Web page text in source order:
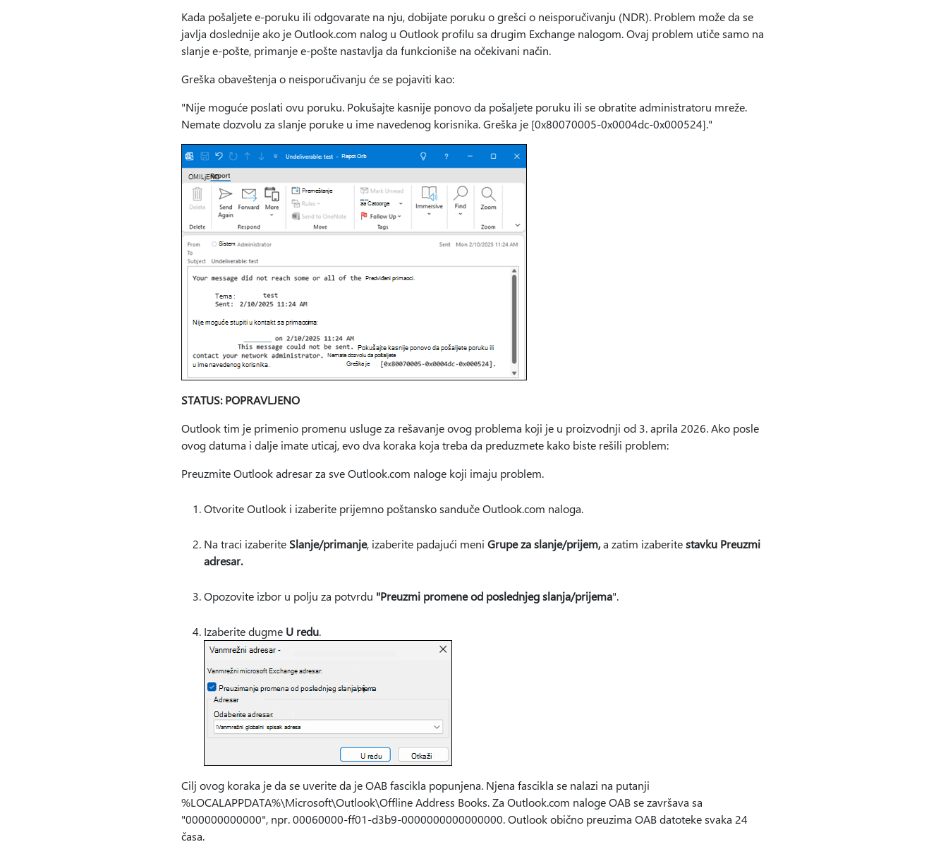
Kada pošaljete e-poruku ili odgovarate na nju, dobijate poruku o grešci o neisporučivanju (NDR). Problem može da se
javlja doslednije ako je Outlook.com nalog u Outlook profilu sa drugim Exchange nalogom. Ovaj problem utiče samo na
slanje e-pošte, primanje e-pošte nastavlja da funkcioniše na očekivani način.
Greška obaveštenja o neisporučivanju će se pojaviti kao:
"Nije moguće poslati ovu poruku. Pokušajte kasnije ponovo da pošaljete poruku ili se obratite administratoru mreže.
Nemate dozvolu za slanje poruke u ime navedenog korisnika. Greška je [0x80070005-0x0004dc-0x000524]."
STATUS: POPRAVLJENO
Outlook tim je primenio promenu usluge za rešavanje ovog problema koji je u proizvodnji od 3. aprila 2026. Ako posle
ovog datuma i dalje imate uticaj, evo dva koraka koja treba da preduzmete kako biste rešili problem:
Preuzmite Outlook adresar za sve Outlook.com naloge koji imaju problem.
Otvorite Outlook i izaberite prijemno poštansko sanduče Outlook.com naloga.
Na traci izaberite Slanje/primanje, izaberite padajući meni Grupe za slanje/prijem,a zatim izaberitestavku Preuzmi
adresar.
Opozovite izbor u polju za potvrdu "Preuzmi promene od poslednjeg slanja/prijema".
Izaberite dugme U redu.
Cilj ovog koraka je da se uverite da je OAB fascikla popunjena. Njena fascikla se nalazi na putanji
%LOCALAPPDATA%\Microsoft\Outlook\Offline Address Books. Za Outlook.com naloge OAB se završava sa
"000000000000", npr. 00060000-ff01-d3b9-0000000000000000. Outlook obično preuzima OAB datoteke svaka 24
časa.